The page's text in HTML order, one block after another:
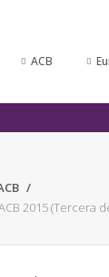
ACB
2015 (Tercera